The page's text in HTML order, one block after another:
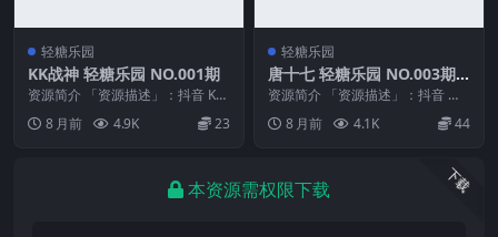
轻糖乐园
KK战神 轻糖乐园 NO.001期
资源简介 「资源描述」：抖音 KK
战神 轻糖乐园 NO.001期 【34P】
「...8 月前 4.9K 23
轻糖乐园
唐十七 轻糖乐园 NO.003期
最新至：2025.11.23
资源简介 「资源描述」：抖音 唐
十七 轻糖乐园 NO.003期 【25P】
最新至...
8 月前 4.1K 44
下载
本资源需权限下载